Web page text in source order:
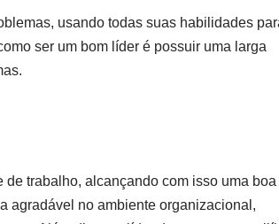
usando todas suas habilidades
ser um bom líder é possuir uma larga
trabalho, alcançando com isso uma boa
agradável no ambiente organizacional,